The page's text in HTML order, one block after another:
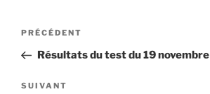
Navigation
l’article
Article
précédent
PRÉCÉDENT
Résultats du test du 19 novembre
Article
SUIVANT